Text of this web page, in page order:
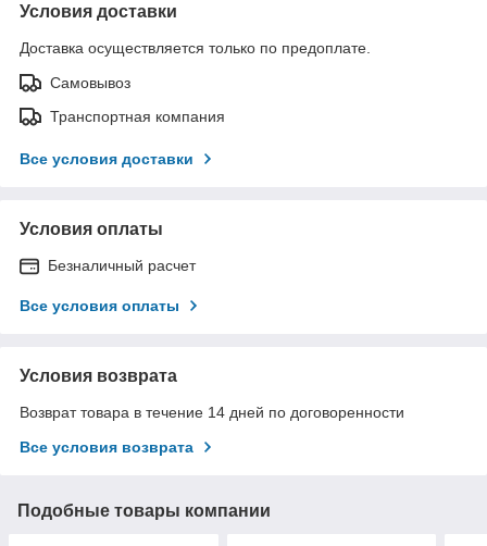
Условия доставки
Доставка осуществляется только по предоплате.
Самовывоз
Транспортная компания
Все условия доставки
Условия оплаты
Безналичный расчет
Все условия оплаты
Условия возврата
Возврат товара в течение 14 дней по договоренности
Все условия возврата
Подобные товары компании